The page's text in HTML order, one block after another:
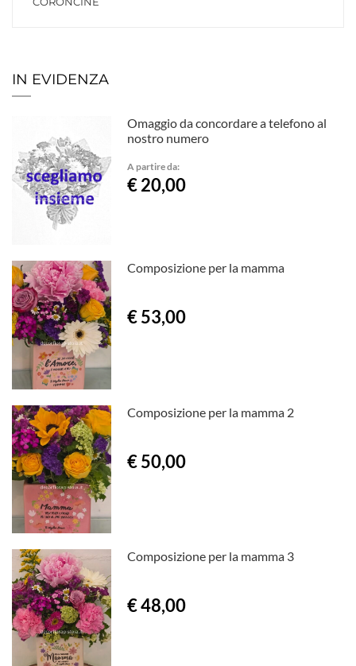
IN EVIDENZA
Omaggio da concordare a telefono al
nostro numero
A partire da:
€ 20,00
Composizione per la mamma
€ 53,00
Composizione per la mamma 2
€ 50,00
Composizione per la mamma 3
€ 48,00